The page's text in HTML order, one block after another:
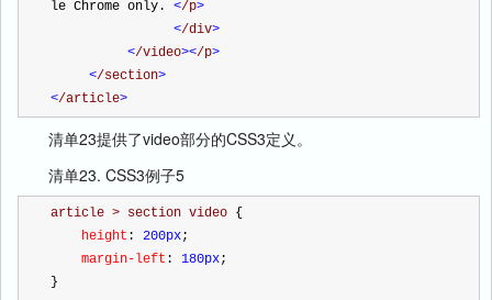
le Chrome only. </p>
</div>
</video></p>
</section>
</article>
清单23提供了video部分的CSS3定义。
清单23. CSS3例子5
article > section video {
    height
: 200px;
    margin-left
: 180px;
}